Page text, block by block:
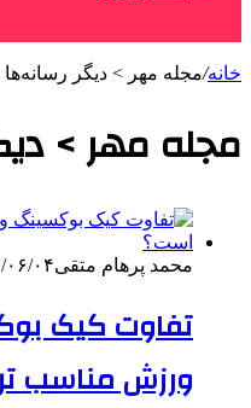
خانه/مجله مهر > دیگر رسانه‌ها
مجله مهر >
محمد پرهام متقی۱۴۰۴/
تفاوت کیک
ورزش مناسب